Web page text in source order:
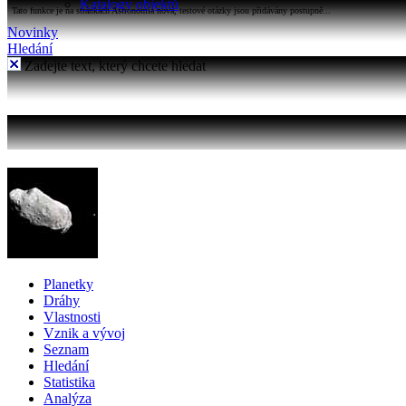
Katalogy objektů
Tato funkce je na stránkách Astronomia nová, testové otázky jsou přidávány postupně...
Novinky
Hledání
Zadejte text, který chcete hledat
Planetky
Dráhy
Vlastnosti
Vznik a vývoj
Seznam
Hledání
Statistika
Analýza